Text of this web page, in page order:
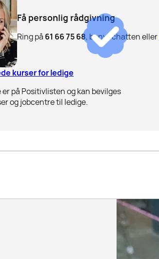
Få personlig rådgivning
Ring på 61 66 75 68, benyt chatten eller
kurser for ledige
er på Positivlisten og kan bevilges
og jobcentre til ledige.